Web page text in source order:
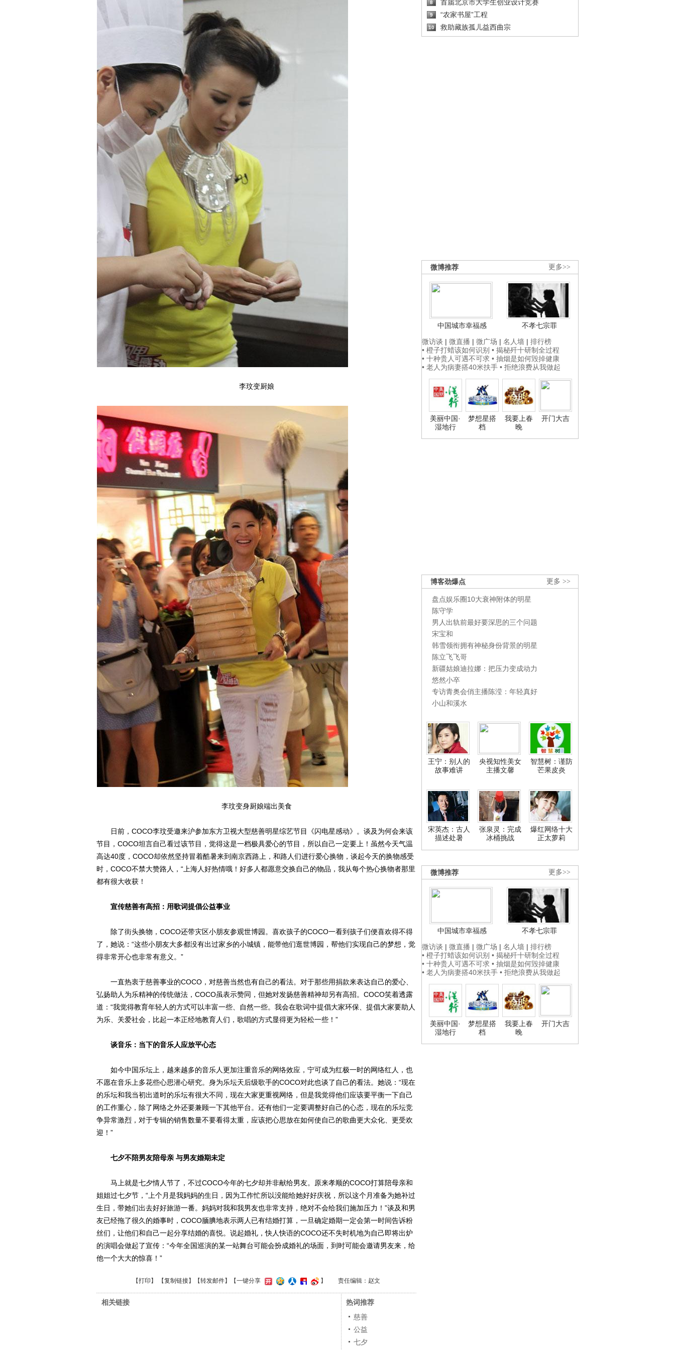
8 首届北京市大学生创业设计竞赛
9 “农家书屋”工程
10 救助藏族孤儿益西曲宗
更多>>
微博推荐
中国城市幸福感
不孝七宗罪
微访谈 | 微直播 | 微广场 | 名人墙 | 排行榜
• 橙子打蜡该如何识别 • 揭秘歼十研制全过程
• 十种贵人可遇不可求 • 抽烟是如何毁掉健康
• 老人为病妻搭40米扶手 • 拒绝浪费从我做起
美丽中国·
湿地行
梦想星搭
档
我要上春
晚
开门大吉
更多 >>
博客劲爆点
盘点娱乐圈10大衰神附体的明星
陈守学
男人出轨前最好要深思的三个问题
宋宝和
韩雪领衔拥有神秘身份背景的明星
陈立飞飞哥
新疆姑娘迪拉娜：把压力变成动力
悠然小卒
专访青奥会俏主播陈滢：年轻真好
小山和溪水
王宁：别人的
故事难讲
央视知性美女
主播文馨
智慧树：谨防
芒果皮炎
宋英杰：古人
描述处暑
张泉灵：完成
冰桶挑战
爆红网络十大
正太萝莉
更多>>
微博推荐
中国城市幸福感
不孝七宗罪
微访谈 | 微直播 | 微广场 | 名人墙 | 排行榜
• 橙子打蜡该如何识别 • 揭秘歼十研制全过程
• 十种贵人可遇不可求 • 抽烟是如何毁掉健康
• 老人为病妻搭40米扶手 • 拒绝浪费从我做起
美丽中国·
湿地行
梦想星搭
档
我要上春
晚
开门大吉
李玟变厨娘
李玟变身厨娘端出美食
日前，COCO李玟受邀来沪参加东方卫视大型慈善明星综艺节目《闪电星感动》。谈及为何会来该
节目，COCO坦言自己看过该节目，觉得这是一档极具爱心的节目，所以自己一定要上！虽然今天气温
高达40度，COCO却依然坚持冒着酷暑来到南京西路上，和路人们进行爱心换物，谈起今天的换物感受
时，COCO不禁大赞路人，“上海人好热情哦！好多人都愿意交换自己的物品，我从每个热心换物者那里
都有很大收获！
宣传慈善有高招：用歌词提倡公益事业
除了街头换物，COCO还带灾区小朋友参观世博园。喜欢孩子的COCO一看到孩子们便喜欢得不得
了，她说：“这些小朋友大多都没有出过家乡的小城镇，能带他们逛世博园，帮他们实现自己的梦想，觉
得非常开心也非常有意义。”
一直热衷于慈善事业的COCO，对慈善当然也有自己的看法。对于那些用捐款来表达自己的爱心、
弘扬助人为乐精神的传统做法，COCO虽表示赞同，但她对发扬慈善精神却另有高招。COCO笑着透露
道：“我觉得教育年轻人的方式可以丰富一些、自然一些。我会在歌词中提倡大家环保、提倡大家要助人
为乐、关爱社会，比起一本正经地教育人们，歌唱的方式显得更为轻松一些！”
谈音乐：当下的音乐人应放平心态
如今中国乐坛上，越来越多的音乐人更加注重音乐的网络效应，宁可成为红极一时的网络红人，也
不愿在音乐上多花些心思潜心研究。身为乐坛天后级歌手的COCO对此也谈了自己的看法。她说：“现在
的乐坛和我当初出道时的乐坛有很大不同，现在大家更重视网络，但是我觉得他们应该要平衡一下自己
的工作重心，除了网络之外还要兼顾一下其他平台。还有他们一定要调整好自己的心态，现在的乐坛竞
争异常激烈，对于专辑的销售数量不要看得太重，应该把心思放在如何使自己的歌曲更大众化、更受欢
迎！”
七夕不陪男友陪母亲 与男友婚期未定
马上就是七夕情人节了，不过COCO今年的七夕却并非献给男友。原来孝顺的COCO打算陪母亲和
姐姐过七夕节，“上个月是我妈妈的生日，因为工作忙所以没能给她好好庆祝，所以这个月准备为她补过
生日，带她们出去好好旅游一番。妈妈对我和我男友也非常支持，绝对不会给我们施加压力！”谈及和男
友已经拖了很久的婚事时，COCO腼腆地表示两人已有结婚打算，一旦确定婚期一定会第一时间告诉粉
丝们，让他们和自己一起分享结婚的喜悦。说起婚礼，快人快语的COCO还不失时机地为自己即将出炉
的演唱会做起了宣传：“今年全国巡演的某一站舞台可能会扮成婚礼的场面，到时可能会邀请男友来，给
他一个大大的惊喜！”
【打印 】 【复制链接】【转发邮件】 【一键分享 】 责任编辑：赵文
相关链接
热词推荐
慈善
公益
七夕